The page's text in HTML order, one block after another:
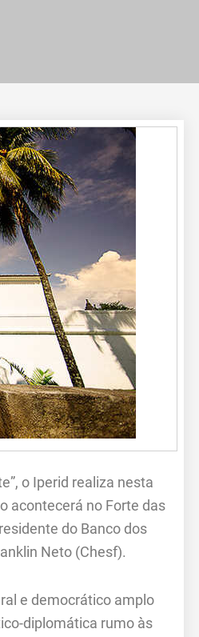
o Iperid realiza nesta
acontecerá no Forte das
do Banco dos
Neto (Chesf).
e democrático amplo
diplomática rumo às